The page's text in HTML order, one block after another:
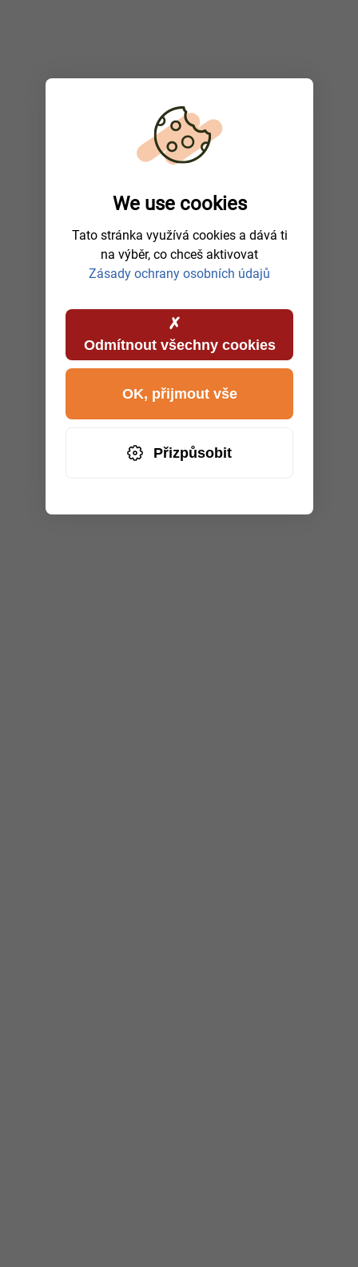
We use cookies
Tato stránka využívá cookies a dává ti
na výběr, co chceš aktivovat
Zásady ochrany osobních údajů
Odmítnout všechny cookies
Přizpůsobit
OK, přijmout vše